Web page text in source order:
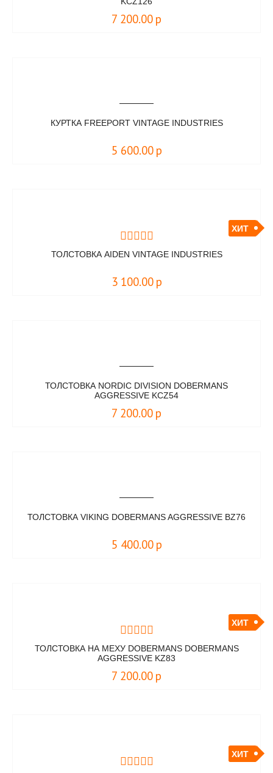
7 200.00 р
КУРТКА FREEPORT VINTAGE INDUSTRIES
5 600.00 р
ХИТ
ТОЛСТОВКА AIDEN VINTAGE INDUSTRIES
3 100.00 р
ТОЛСТОВКА NORDIC DIVISION DOBERMANS
AGGRESSIVE KCZ54
7 200.00 р
ТОЛСТОВКА VIKING DOBERMANS AGGRESSIVE BZ76
5 400.00 р
ХИТ
ТОЛСТОВКА НА МЕХУ DOBERMANS DOBERMANS
AGGRESSIVE KZ83
7 200.00 р
ХИТ